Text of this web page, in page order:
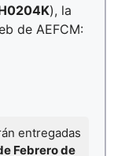
), la
de AEFCM:
entregadas
Febrero de